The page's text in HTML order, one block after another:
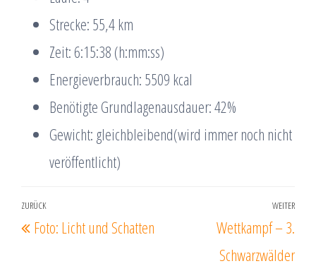
Strecke: 55,4 km
Zeit: 6:15:38 (h:mm:ss)
Energieverbrauch: 5509 kcal
Benötigte Grundlagenausdauer: 42%
Gewicht: gleichbleibend(wird immer noch nicht
veröffentlicht)
Beitrags-
Navigation
Vorheriger
Beitrag
ZURÜCK
Foto: Licht und Schatten
WEITER
Wettkampf – 3.
Schwarzwälder